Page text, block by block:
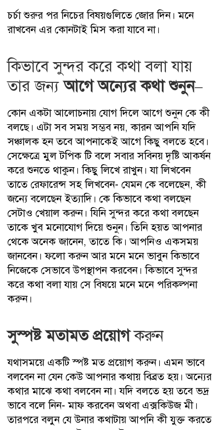
চর্চা শুরুর পর নিচের বিষয়গুলিতে জোর দিন। মনে
রাখবেন এর কোনটাই মিস করা যাবে না।
কিভাবে সুন্দর করে কথা বলা যায়
তার জন্যআগে অন্যের কথা শুনুন–
কোন একটা আলোচনায় যোগ দিলে আগে শুনুন কে কী
বলছে। এটা সব সময় সম্ভব নয়, কারন আপনি যদি
সঞ্চালক হন তবে আপনাকেই আগে কিছু বলতে হবে।
সেক্ষেত্রে মুল টপিক টি বলে সবার সবিনয় দৃষ্টি আকর্ষন
করে শুনতে থাকুন। কিছু লিখে রাখুন। যা লিখবেন
তাতে রেফারেন্স সহ লিখবেন- যেমন কে বলেছেন, কী
জন্যে বলেছেন ইত্যাদি। কে কিভাবে কথা বলছেন
সেটাও খেয়াল করুন। যিনি সুন্দর করে কথা বলছেন
তাকে খুব মনোযোগ দিয়ে শুনুন। তিনি হয়ত আপনার
থেকে অনেক জানেন, তাতে কি। আপনিও একসময়
জানবেন। ফলো করুন আর মনে মনে ভাবুন কিভাবে
নিজেকে সেভাবে উপস্থাপন করবেন। কিভাবে সুন্দর
করে কথা বলা যায় সে বিষয়ে মনে মনে পরিকল্পনা
করুন।
সুস্পষ্ট মতামত প্রয়োগকরুন
যথাসময়ে একটি স্পষ্ট মত প্রয়োগ করুন। এমন ভাবে
বলবেন না যেন কেউ আপনার কথায় বিব্রত হয়। অন্যের
কথার মাঝে কথা বলবেন না। যদি বলতে হয় তবে ভদ্র
ভাবে বলে নিন- মাফ করবেন অথবা এক্সকিউজ মী।
তারপরে বলুন যে উনার কথাটায় আপনি কী যুক্ত করতে